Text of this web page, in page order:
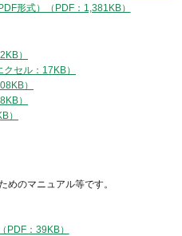
形式）（PDF：1,381KB）
）
セル：17KB）
）
）
）
めのマニュアル等です。
PDF：39KB）